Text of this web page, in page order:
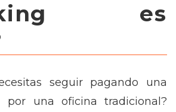
es
seguir pagando una
por una oficina tradicional?